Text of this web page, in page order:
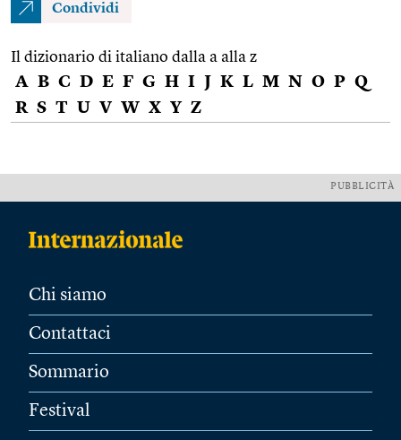
Condividi
Il dizionario di italiano dalla a alla z
A B C D E F G H I J K L M N O P Q
R S T U V W X Y Z
PUBBLICITÀ
Chi siamo
Contattaci
Sommario
Festival